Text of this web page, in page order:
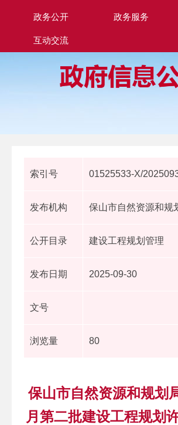
政务公开 政务服务
互动交流
索引号 01525533-X/
发布机构 保山市自然资源和规
公开目录 建设工程规划管理
发布日期 2025-09-30
文号
浏览量 80
保山市自然资源和规划
月第二批建设工程规划